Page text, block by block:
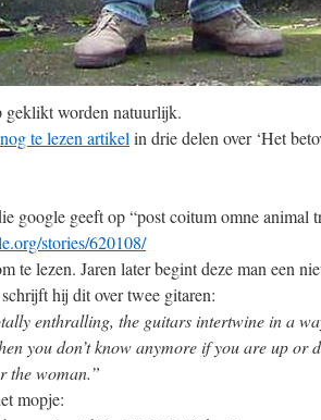
geklikt worden natuurlijk.
nog te lezen artikel in drie delen over ‘Het
google geeft op “post coitum omne animal
stories/620108/
te lezen. Jaren later begint deze man een
hij dit over twee gitaren:
enthralling, the guitars intertwine in a
you don’t know anymore if you are up or
the woman.”
mopje: